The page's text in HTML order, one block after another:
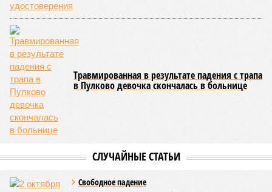
что в реальности подрядчик по «Станции Л» ещё даже не
определён?Митингии палаточные лагеря у объекта в
2025–2026 годах, похоже, не изменили ситуацию.
последние месяцы в личном общении нам перестали
называть даже ориентировочные сроки»
расстроенные дольщики.
Казалось бы, формально ответственность по
достраиванию объекта распределена. Seven Suns
Development – банкрот, часть его структур признана
несостоятельной ещё в 2024 году, бенефициар компании
проблемных объектов группы – «Станции Л», «Сказочного
сайтах Capital Group, осенью 2024 г. взяла на себя. Два из